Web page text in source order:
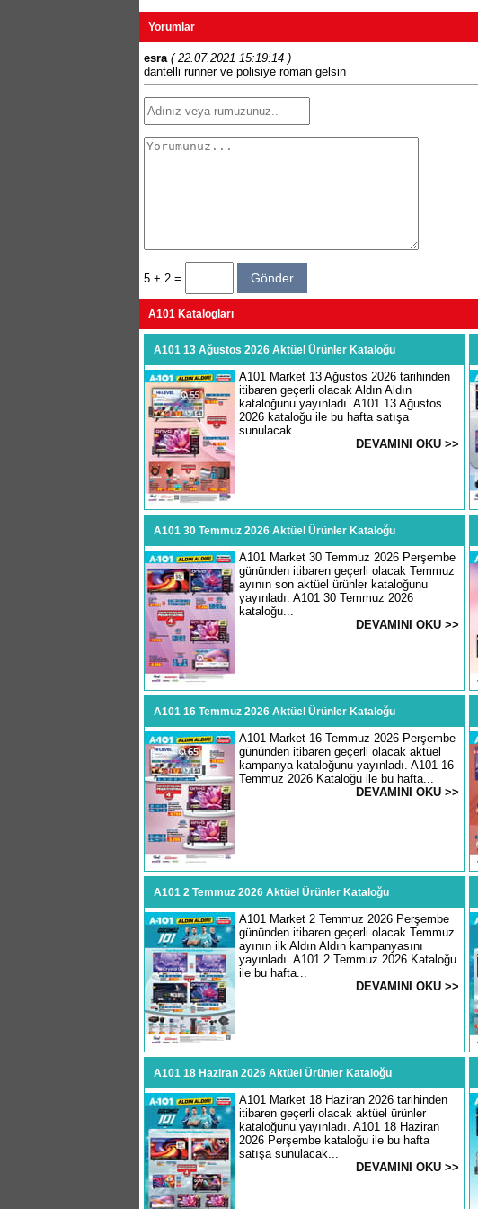
Yorumlar
esra ( 22.07.2021 15:19:14 )
dantelli runner ve polisiye roman gelsin
5 + 2 =
A101 Katalogları
A101 13 Ağustos 2026 Aktüel Ürünler Kataloğu
A101 Market 13 Ağustos 2026 tarihinden
itibaren geçerli olacak Aldın Aldın
kataloğunu yayınladı. A101 13 Ağustos
2026 kataloğu ile bu hafta satışa
sunulacak...
DEVAMINI OKU >>
A101 30 Temmuz 2026 Aktüel Ürünler Kataloğu
A101 Market 30 Temmuz 2026 Perşembe
gününden itibaren geçerli olacak Temmuz
ayının son aktüel ürünler kataloğunu
yayınladı. A101 30 Temmuz 2026
kataloğu...
DEVAMINI OKU >>
A101 16 Temmuz 2026 Aktüel Ürünler Kataloğu
A101 Market 16 Temmuz 2026 Perşembe
gününden itibaren geçerli olacak aktüel
kampanya kataloğunu yayınladı. A101 16
Temmuz 2026 Kataloğu ile bu hafta...
DEVAMINI OKU >>
A101 2 Temmuz 2026 Aktüel Ürünler Kataloğu
A101 Market 2 Temmuz 2026 Perşembe
gününden itibaren geçerli olacak Temmuz
ayının ilk Aldın Aldın kampanyasını
yayınladı. A101 2 Temmuz 2026 Kataloğu
ile bu hafta...
DEVAMINI OKU >>
A101 18 Haziran 2026 Aktüel Ürünler Kataloğu
A101 Market 18 Haziran 2026 tarihinden
itibaren geçerli olacak aktüel ürünler
kataloğunu yayınladı. A101 18 Haziran
2026 Perşembe kataloğu ile bu hafta
satışa sunulacak...
DEVAMINI OKU >>